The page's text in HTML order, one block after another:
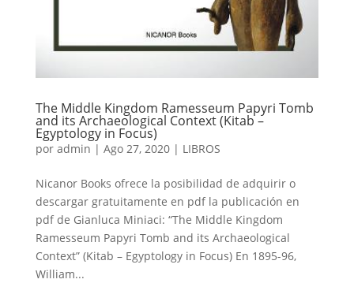
The Middle Kingdom Ramesseum Papyri Tomb
and its Archaeological Context (Kitab –
Egyptology in Focus)
por admin | Ago 27, 2020| LIBROS
Nicanor Books ofrece la posibilidad de adquirir o
descargar gratuitamente en pdf la publicación en
pdf de Gianluca Miniaci: “The Middle Kingdom
Ramesseum Papyri Tomb and its Archaeological
Context” (Kitab – Egyptology in Focus) En 1895-96,
William...